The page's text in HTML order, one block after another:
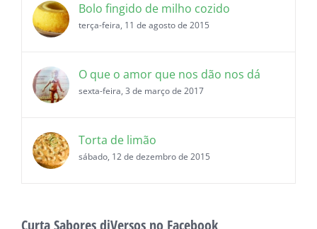
Bolo fingido de milho cozido
terça-feira, 11 de agosto de 2015
O que o amor que nos dão nos dá
sexta-feira, 3 de março de 2017
Torta de limão
sábado, 12 de dezembro de 2015